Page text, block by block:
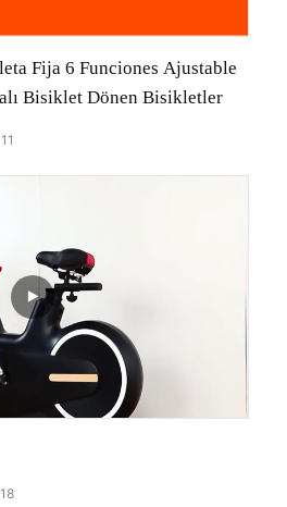
Fija 6 Funciones Ajustable
Bisiklet Dönen Bisikletler
11
18